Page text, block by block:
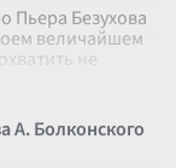
Пьера Безухова
величайшем
не
А. Болконского